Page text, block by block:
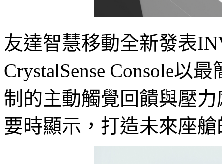
友達智慧移動全新發表
CrystalSense Console以
制的主動觸覺回饋與壓
要時顯示，打造未來座